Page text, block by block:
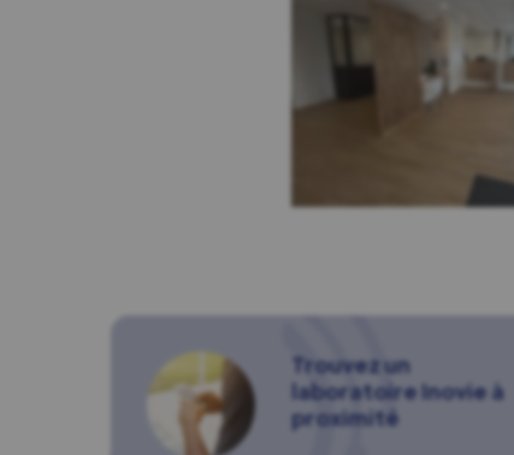
Trouvez un
laboratoire Inovie à
proximité